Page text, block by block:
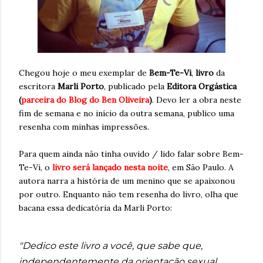
Chegou hoje o meu exemplar de Bem-Te-Vi, livro da
escritora Marli Porto, publicado pela Editora Orgástica
(parceira do Blog do Ben Oliveira). Devo ler a obra neste
fim de semana e no início da outra semana, publico uma
resenha com minhas impressões.
Para quem ainda não tinha ouvido / lido falar sobre Bem-
Te-Vi, o livro será lançado nesta noite, em São Paulo. A
autora narra a história de um menino que se apaixonou
por outro. Enquanto não tem resenha do livro, olha que
bacana essa dedicatória da Marli Porto:
"Dedico este livro a você, que sabe que,